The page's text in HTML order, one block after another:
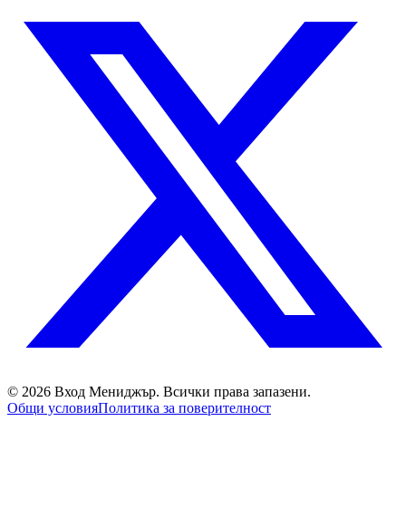
© 2026 Вход Мениджър. Всички права запазени.
Общи условияПолитика за поверителност